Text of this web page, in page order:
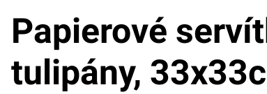
Papierové
tulipány,